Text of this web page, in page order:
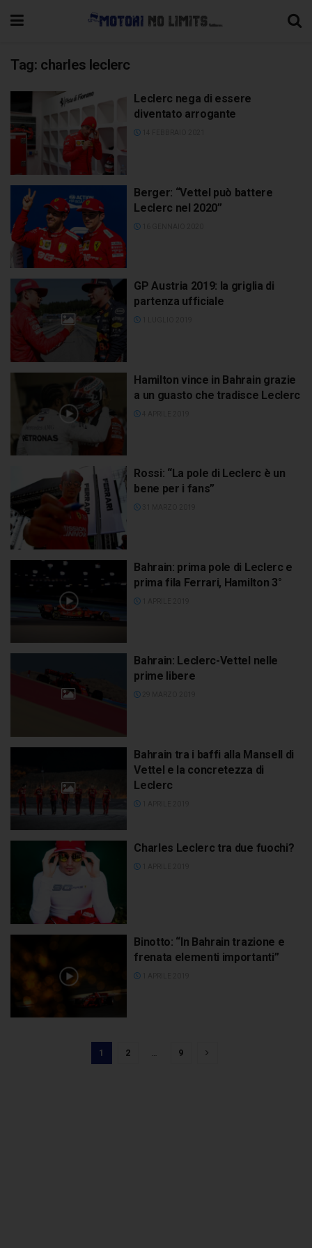
Tag: charles leclerc
Leclerc nega di essere
diventato arrogante
Berger: “Vettel può battere
Leclerc nel 2020”
GP Austria 2019: la griglia di
partenza ufficiale
Hamilton vince in Bahrain grazie
a un guasto che tradisce Leclerc
Rossi: “La pole di Leclerc è un
bene per i fans”
Bahrain: prima pole di Leclerc e
prima fila Ferrari, Hamilton 3°
Bahrain: Leclerc-Vettel nelle
prime libere
Bahrain tra i baffi alla Mansell di
Vettel e la concretezza di
Leclerc
Charles Leclerc tra due fuochi?
Binotto: “In Bahrain trazione e
frenata elementi importanti”
1 2 … 9